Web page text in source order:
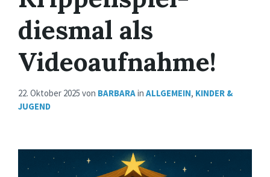
diesmal als
Videoaufnahme!
22. Oktober 2025 von BARBARAin ALLGEMEIN, KINDER &
JUGEND